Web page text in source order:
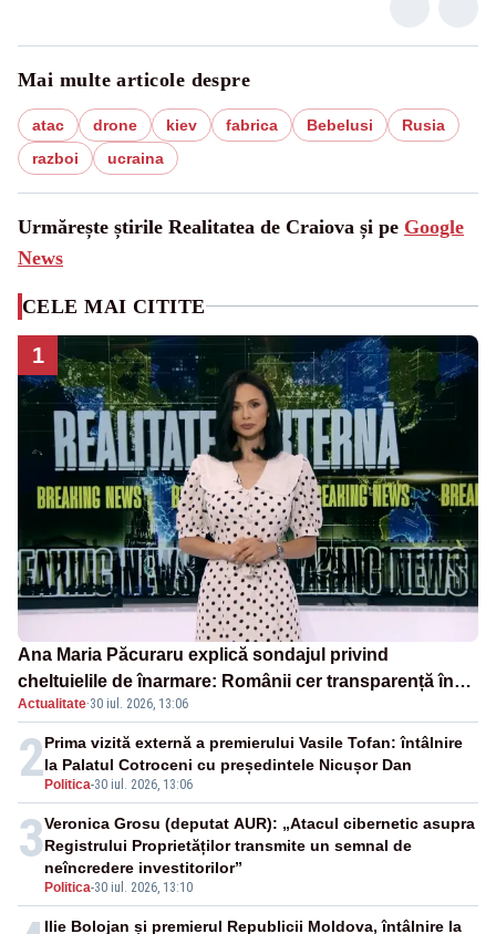
Mai multe articole despre
atac drone kiev fabrica Bebelusi
Rusia
razboi
ucraina
Urmărește știrile Realitatea de Craiova și pe Google
News
CELE MAI CITITE
1
Ana Maria Păcuraru explică sondajul privind
cheltuielile de înarmare: Românii cer transparență în
achiziții și un echilibru între partenerii externi
Actualitate·30 iul. 2026, 13:06
2 Politica-30 iul. 2026, 13:06
Prima vizită externă a premierului Vasile Tofan: întâlnire
la Palatul Cotroceni cu președintele Nicușor Dan
3
Politica-30 iul. 2026, 13:10
Veronica Grosu (deputat AUR): „Atacul cibernetic asupra
Registrului Proprietăților transmite un semnal de
neîncredere investitorilor”
Ilie Bolojan și premierul Republicii Moldova, întâlnire la